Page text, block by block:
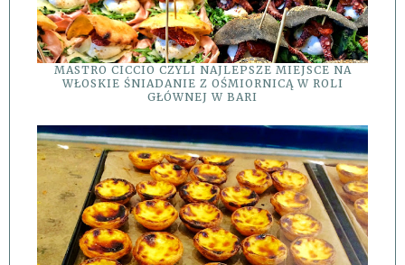
MASTRO CICCIO CZYLI NAJLEPSZE MIEJSCE NA
WŁOSKIE ŚNIADANIE Z OŚMIORNICĄ W ROLI
GŁÓWNEJ W BARI